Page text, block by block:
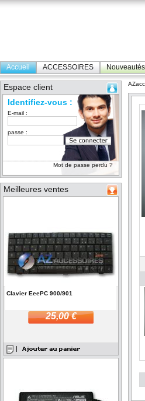
Accueil ACCESSOIRES Nouveautés
Espace client
Identifiez-vous :
E-mail :
passe :
Mot de passe perdu ?
Meilleures ventes
Clavier EeePC 900/901
25,00 €